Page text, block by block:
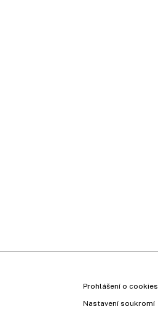
Prohlášení o cookies
Nastavení soukromí